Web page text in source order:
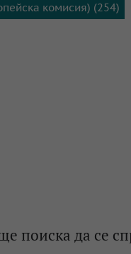
комисия) (254)
поиска да се